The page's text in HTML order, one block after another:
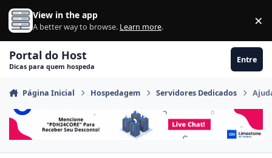
Ir para conteúdo
View in the app
A better way to browse. Learn more. ×
Portal do Host
Dicas para quem hospeda
Entre
Página Inicial Hospedagem Servidores Dedicados